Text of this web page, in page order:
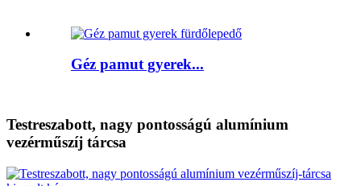
Géz pamut gyerek...
Testreszabott, nagy pontosságú alumínium
vezérműszíj tárcsa